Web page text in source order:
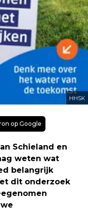
HHSK
op Google
Schieland en
weten wat
belangrijk
dit onderzoek